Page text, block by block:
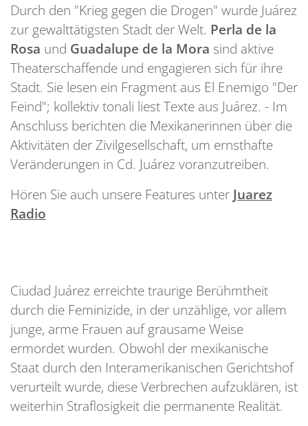
Durch den "Krieg gegen die Drogen" wurde Juárez
zur gewalttätigsten Stadt der Welt. Perla de la
Rosa und Guadalupe de la Mora sind aktive
Theaterschaffende und engagieren sich für ihre
Stadt. Sie lesen ein Fragment aus El Enemigo "Der
Feind"; kollektiv tonali liest Texte aus Juárez. - Im
Anschluss berichten die Mexikanerinnen über die
Aktivitäten der Zivilgesellschaft, um ernsthafte
Veränderungen in Cd. Juárez voranzutreiben.
Hören Sie auch unsere Features unter Juarez
Radio
Ciudad Juárez erreichte traurige Berühmtheit
durch die Feminizide, in der unzählige, vor allem
junge, arme Frauen auf grausame Weise
ermordet wurden. Obwohl der mexikanische
Staat durch den Interamerikanischen Gerichtshof
verurteilt wurde, diese Verbrechen aufzuklären, ist
weiterhin Straflosigkeit die permanente Realität.